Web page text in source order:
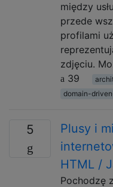
między
przede
profilami
zdjęciu.
39
domain-
5
Plusy i
HTML /
Pochodzę